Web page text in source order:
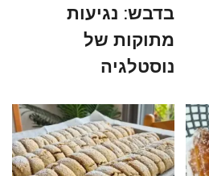
בדבש: נגיעות
מתוקות של
נוסטלגיה